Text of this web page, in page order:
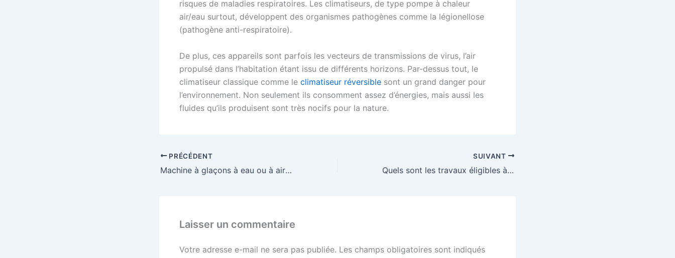
risques de maladies respiratoires. Les climatiseurs, de type pompe à chaleur
air/eau surtout, développent des organismes pathogènes comme la légionellose
(pathogène anti-respiratoire).
De plus, ces appareils sont parfois les vecteurs de transmissions de virus, l’air
propulsé dans l’habitation étant issu de différents horizons. Par-dessus tout, le
climatiseur classique comme le climatiseur réversible sont un grand danger pour
l’environnement. Non seulement ils consomment assez d’énergies, mais aussi les
fluides qu’ils produisent sont très nocifs pour la nature.
PRÉCÉDENT
Machine à glaçons à eau ou à air : le match
SUIVANT
Quels sont les travaux éligibles à l’isolation à 1 euro ?
Laisser un commentaire
Votre adresse e-mail ne sera pas publiée. Les champs obligatoires sont indiqués